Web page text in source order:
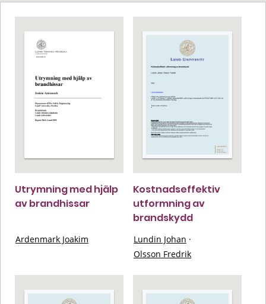
Utrymning med hjälp
av brandhissar
Ardenmark Joakim
Kostnadseffektiv
utformning av
brandskydd
Lundin Johan ·
Olsson Fredrik